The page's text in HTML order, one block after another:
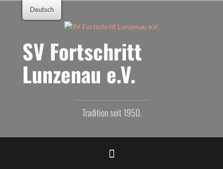
SV Fortschritt
Lunzenau e.V.
Tradition seit 1950.
Deutsch